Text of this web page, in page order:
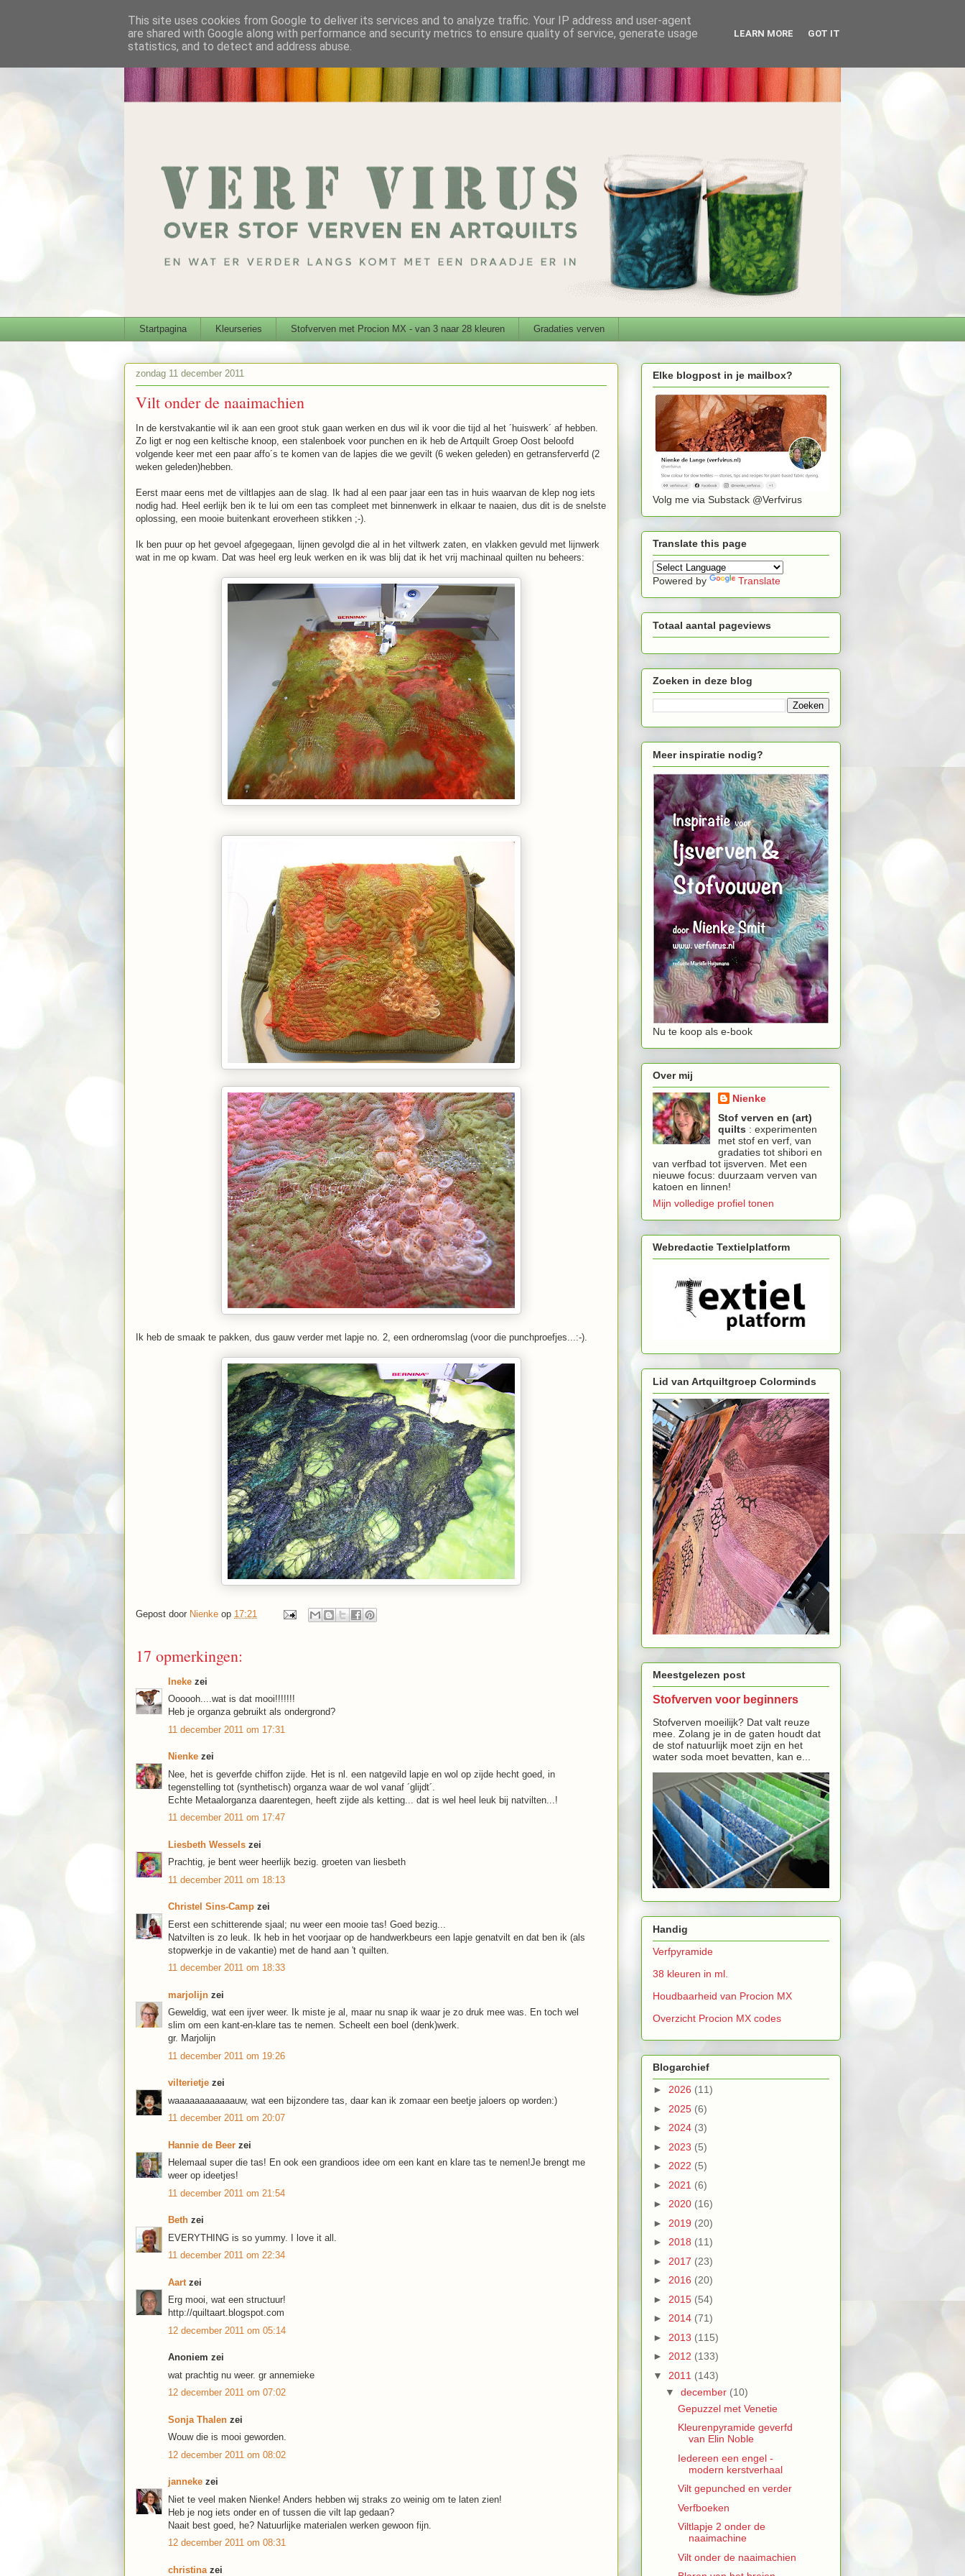
Startpagina Kleurseries Stofverven met Procion MX - van 3 naar 28 kleuren Gradaties verven
zondag 11 december 2011
Vilt onder de naaimachien
In de kerstvakantie wil ik aan een groot stuk gaan werken en dus wil ik voor die tijd al het ´huiswerk´ af hebben.
Zo ligt er nog een keltische knoop, een stalenboek voor punchen en ik heb de Artquilt Groep Oost beloofd
volgende keer met een paar affo´s te komen van de lapjes die we gevilt (6 weken geleden) en getransferverfd (2
weken geleden)hebben.
Eerst maar eens met de viltlapjes aan de slag. Ik had al een paar jaar een tas in huis waarvan de klep nog iets
nodig had. Heel eerlijk ben ik te lui om een tas compleet met binnenwerk in elkaar te naaien, dus dit is de snelste
oplossing, een mooie buitenkant eroverheen stikken ;-).
Ik ben puur op het gevoel afgegegaan, lijnen gevolgd die al in het viltwerk zaten, en vlakken gevuld met lijnwerk
wat in me op kwam. Dat was heel erg leuk werken en ik was blij dat ik het vrij machinaal quilten nu beheers:
Ik heb de smaak te pakken, dus gauw verder met lapje no. 2, een ordneromslag (voor die punchproefjes...:-).
Gepost door Nienke op 17:21
17 opmerkingen:
Ineke zei
Oooooh....wat is dat mooi!!!!!!!
Heb je organza gebruikt als ondergrond?
11 december 2011 om 17:31
Nienke zei
Nee, het is geverfde chiffon zijde. Het is nl. een natgevild lapje en wol op zijde hecht goed, in
tegenstelling tot (synthetisch) organza waar de wol vanaf ´glijdt´.
Echte Metaalorganza daarentegen, heeft zijde als ketting... dat is wel heel leuk bij natvilten...!
11 december 2011 om 17:47
Liesbeth Wessels zei
Prachtig, je bent weer heerlijk bezig. groeten van liesbeth
11 december 2011 om 18:13
Christel Sins-Camp zei
Eerst een schitterende sjaal; nu weer een mooie tas! Goed bezig...
Natvilten is zo leuk. Ik heb in het voorjaar op de handwerkbeurs een lapje genatvilt en dat ben ik (als
stopwerkje in de vakantie) met de hand aan 't quilten.
11 december 2011 om 18:33
marjolijn zei
Geweldig, wat een ijver weer. Ik miste je al, maar nu snap ik waar je zo druk mee was. En toch wel
slim om een kant-en-klare tas te nemen. Scheelt een boel (denk)werk.
gr. Marjolijn
11 december 2011 om 19:26
vilterietje zei
waaaaaaaaaaaauw, wat een bijzondere tas, daar kan ik zomaar een beetje jaloers op worden:)
11 december 2011 om 20:07
Hannie de Beer zei
Helemaal super die tas! En ook een grandioos idee om een kant en klare tas te nemen!Je brengt me
weer op ideetjes!
11 december 2011 om 21:54
Beth zei
EVERYTHING is so yummy. I love it all.
11 december 2011 om 22:34
Aart zei
Erg mooi, wat een structuur!
http://quiltaart.blogspot.com
12 december 2011 om 05:14
Anoniem zei
wat prachtig nu weer. gr annemieke
12 december 2011 om 07:02
Sonja Thalen zei
Wouw die is mooi geworden.
12 december 2011 om 08:02
janneke zei
Niet te veel maken Nienke! Anders hebben wij straks zo weinig om te laten zien!
Heb je nog iets onder en of tussen die vilt lap gedaan?
Naait best goed, he? Natuurlijke materialen werken gewoon fijn.
12 december 2011 om 08:31
christina zei
Elke blogpost in je mailbox?
Volg me via Substack @Verfvirus
Translate this page
Powered by Translate
Totaal aantal pageviews
Zoeken in deze blog
Meer inspiratie nodig?
Nu te koop als e-book
Over mij
Nienke
Stof verven en (art)
quilts : experimenten
met stof en verf, van
gradaties tot shibori en
van verfbad tot ijsverven. Met een
nieuwe focus: duurzaam verven van
katoen en linnen!
Mijn volledige profiel tonen
Webredactie Textielplatform
Lid van Artquiltgroep Colorminds
Meestgelezen post
Stofverven voor beginners
Stofverven moeilijk? Dat valt reuze
mee. Zolang je in de gaten houdt dat
de stof natuurlijk moet zijn en het
water soda moet bevatten, kan e...
Handig
Verfpyramide
38 kleuren in ml.
Houdbaarheid van Procion MX
Overzicht Procion MX codes
Blogarchief
► 2026 (11)
► 2025 (6)
► 2024 (3)
► 2023 (5)
► 2022 (5)
► 2021 (6)
► 2020 (16)
► 2019 (20)
► 2018 (11)
► 2017 (23)
► 2016 (20)
► 2015 (54)
► 2014 (71)
► 2013 (115)
► 2012 (133)
▼ 2011 (143)
▼ december (10)
Gepuzzel met Venetie
Kleurenpyramide geverfd
van Elin Noble
Iedereen een engel -
modern kerstverhaal
Vilt gepunched en verder
Verfboeken
Viltlapje 2 onder de
naaimachine
Vilt onder de naaimachien
This site uses cookies from Google to deliver its services and to analyze traffic. Your IP address and user-agent
are shared with Google along with performance and security metrics to ensure quality of service, generate usage
statistics, and to detect and address abuse.
LEARN MORE GOT IT